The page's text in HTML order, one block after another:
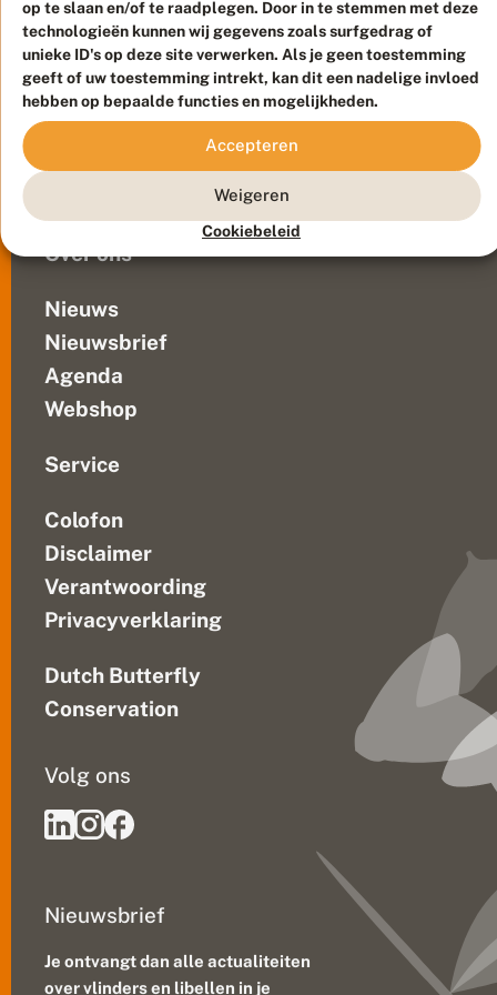
op te slaan en/of te raadplegen. Door in te stemmen met deze
technologieën kunnen wij gegevens zoals surfgedrag of
unieke ID's op deze site verwerken. Als je geen toestemming
geeft of uw toestemming intrekt, kan dit een nadelige invloed
hebben op bepaalde functies en mogelijkheden.
Accepteren
Weigeren
Cookiebeleid
actief
en
zonder
licht
wordt
ook
het
mooiste
roze
grijs,...
Contact
Veelgestelde vragen
Waarnemingen
Over ons
Nieuws
Nieuwsbrief
Agenda
Webshop
Service
Colofon
Disclaimer
Verantwoording
Privacyverklaring
Dutch Butterfly
Conservation
Nieuwsbrief
Je ontvangt dan alle actualiteiten
over vlinders en libellen in je
Volg ons
Duurzaam ontwikkeld door
Go2People , ontworpen door
Blue Field Agency
Privacy
Disclaimer
Sitemap